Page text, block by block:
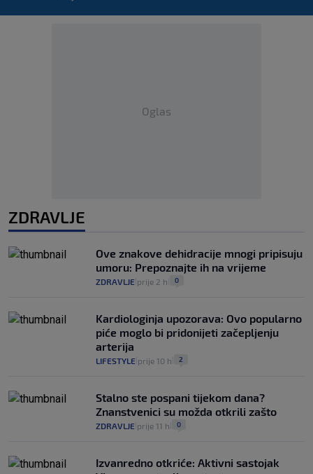
Oglas
ZDRAVLJE
Ove znakove dehidracije mnogi pripisuju
umoru: Prepoznajte ih na vrijeme
ZDRAVLJE prije 2 h 0
Kardiologinja upozorava: Ovo popularno
piće moglo bi pridonijeti začepljenju
arterija
LIFESTYLE prije 10 h 2
Stalno ste pospani tijekom dana?
Znanstvenici su možda otkrili zašto
ZDRAVLJE prije 11 h 0
Izvanredno otkriće: Aktivni sastojak